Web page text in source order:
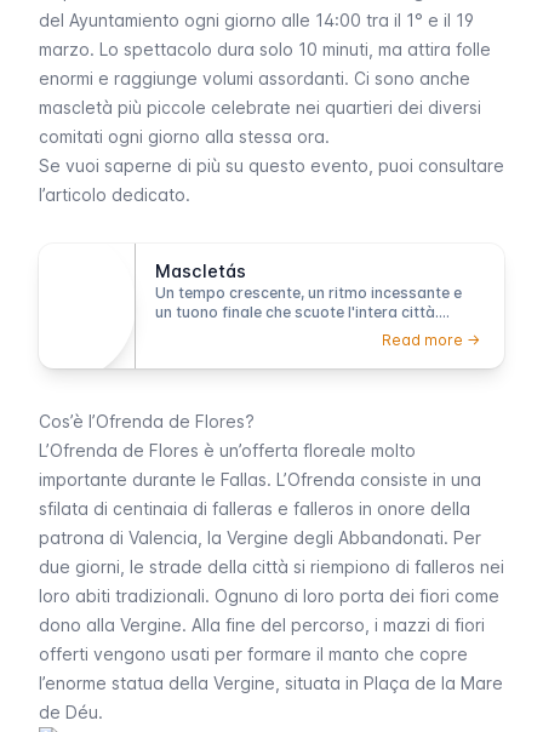
del Ayuntamiento ogni giorno alle 14:00 tra il 1° e il 19
marzo. Lo spettacolo dura solo 10 minuti, ma attira folle
enormi e raggiunge volumi assordanti. Ci sono anche
mascletà più piccole celebrate nei quartieri dei diversi
comitati ogni giorno alla stessa ora.
Se vuoi saperne di più su questo evento, puoi consultare
l’articolo dedicato.
Mascletás
Un tempo crescente, un ritmo incessante e
un tuono finale che scuote l'intera città.
Questo è il promemoria quotidiano delle
Read more ->
Cos’è l’Ofrenda de Flores?
L’Ofrenda de Flores è un’offerta floreale molto
importante durante le Fallas. L’Ofrenda consiste in una
sfilata di centinaia di falleras e falleros in onore della
patrona di Valencia, la Vergine degli Abbandonati. Per
due giorni, le strade della città si riempiono di falleros nei
loro abiti tradizionali. Ognuno di loro porta dei fiori come
dono alla Vergine. Alla fine del percorso, i mazzi di fiori
offerti vengono usati per formare il manto che copre
l’enorme statua della Vergine, situata in Plaça de la Mare
de Déu.